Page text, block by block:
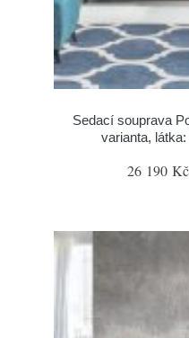
Sedací souprava
varianta,
26 190 Kč